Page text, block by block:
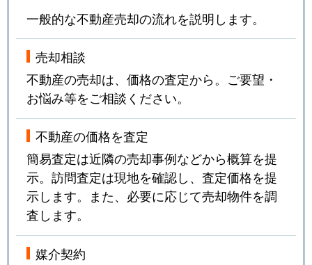
一般的な不動産売却の流れを説明します。
売却相談
不動産の売却は、価格の査定から。ご要望・
お悩み等をご相談ください。
不動産の価格を査定
簡易査定は近隣の売却事例などから概算を提
示。訪問査定は現地を確認し、査定価格を提
示します。また、必要に応じて売却物件を調
査します。
媒介契約